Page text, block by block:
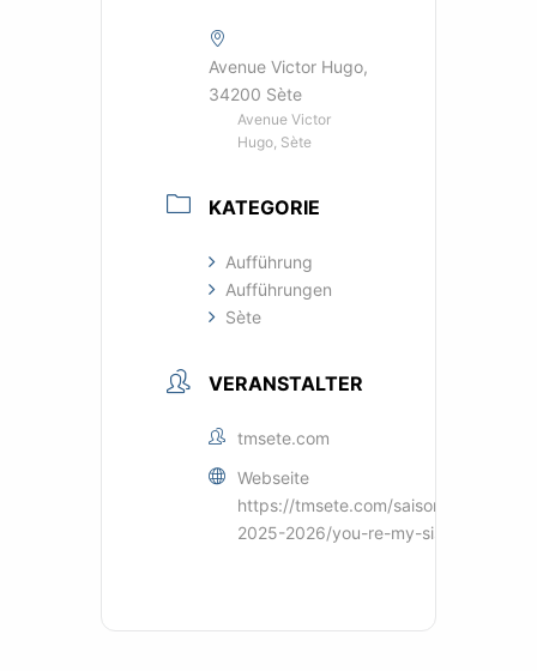
Avenue Victor Hugo,
34200 Sète
Avenue Victor
Hugo, Sète
KATEGORIE
Aufführung
Aufführungen
Sète
VERANSTALTER
tmsete.com
Webseite
https://tmsete.com/saisons/saison-
2025-2026/you-re-my-sister-s-ur